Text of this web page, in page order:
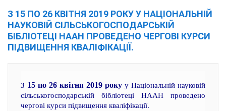
З 15 ПО 26 КВІТНЯ 2019 РОКУ У НАЦІОНАЛЬНІЙ
НАУКОВІЙ СІЛЬСЬКОГОСПОДАРСЬКІЙ
БІБЛІОТЕЦІ НААН ПРОВЕДЕНО ЧЕРГОВІ КУРСИ
ПІДВИЩЕННЯ КВАЛІФІКАЦІЇ.
З 15 по 26 квітня 2019 року у Національній науковій
сільськогосподарській бібліотеці НААН проведено
чергові курси підвищення кваліфікації.